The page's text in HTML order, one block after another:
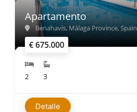
€ 675.000
Apartamento
Benahavís, Málaga Province, Spain
2 3
Detalle